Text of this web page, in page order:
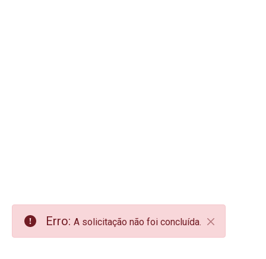
Erro: A solicitação não foi concluída.